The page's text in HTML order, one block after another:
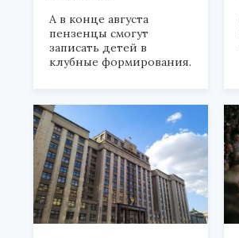
А в конце августа
пензенцы смогут
записать детей в
клубные формирования.